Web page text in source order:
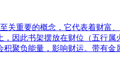
重要的概念，它代表着财富
因此书架摆放在财位（五行
聚负能量，影响财运。带有金